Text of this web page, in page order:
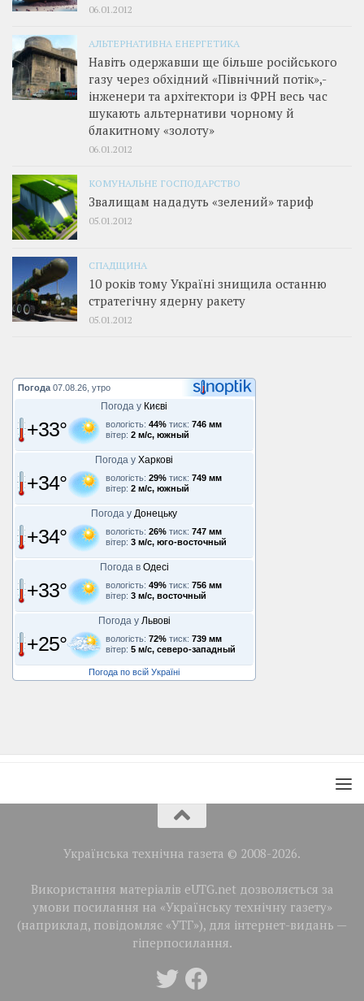
06.01.2012
АЛЬТЕРНАТИВНА ЕНЕРГЕТИКА
Навіть одержавши ще більше російського
газу через обхідний «Північний потік»,­
інженери та архітектори із ФРН весь час
шукають альтернативи чорному й
блакитному «золоту»
06.01.2012
КОМУНАЛЬНЕ ГОСПОДАРСТВО
Звалищам нададуть «зелений» тариф
05.01.2012
СПАДЩИНА
10 років тому Україні знищила останню
стратегічну ядерну ракету
05.01.2012
Погода 07.08.26, утро
Погода у Києві
+33° вологість: 44% тиск: 746 мм
вітер: 2 м/с, южный
Погода у Харкові
+34° вологість: 29% тиск: 749 мм
вітер: 2 м/с, южный
Погода у Донецьку
+34° вологість: 26% тиск: 747 мм
вітер: 3 м/с, юго-восточный
Погода в Одесі
+33° вологість: 49% тиск: 756 мм
вітер: 3 м/с, восточный
Погода у Львові
+25° вологість: 72% тиск: 739 мм
вітер: 5 м/с, северо-западный
Погода по всій Україні
Українська технічна газета © 2008-2026.
Використання матеріалів eUTG.net дозволяється за
умови посилання на «Українську технічну газету»
(наприклад, повідомляє «УТГ»), для інтернет-видань —
гіперпосилання.